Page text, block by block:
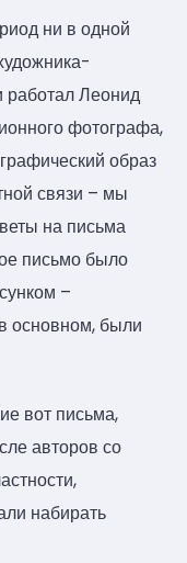
ни в одной
работал Леонид
фотографа,
образ
связи – мы
на письма
письмо было
–
основном, были
вот письма,
авторов со
набирать